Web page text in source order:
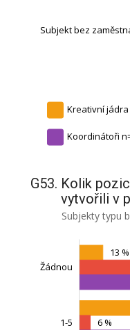
Subjekt bez
Kreativní jádra
Koordinátoři
G53. Kolik
vytvořili v
Subjekty typu
13 %
6 %
Žádnou
Žádnou
1-5